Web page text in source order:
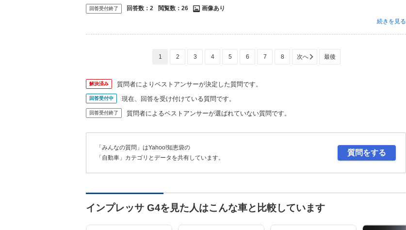
回答受付終了 回答数： 2 閲覧数： 26
画像あり
続きを見る
1 2 3 4 5 6 7 8
解決済み 質問者によりベストアンサーが決定した質問です。
回答受付中 現在、回答を受け付けている質問です。
回答受付終了 質問者によるベストアンサーが選ばれていない質問です。
「みんなの質問」はYahoo!知恵袋の
「自動車」カテゴリとデータを共有しています。
質問をする
インプレッサ G4を見た人はこんな車と比較しています